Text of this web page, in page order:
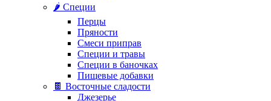
🌶️ Специи
Перцы
Пряности
Смеси приправ
Специи и травы
Специи в баночках
Пищевые добавки
🍫 Восточные сладости
Джезерье